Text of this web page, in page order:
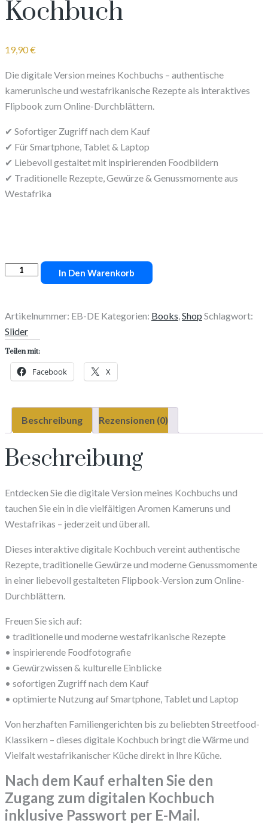
Kochbuch
19,90€
Die digitale Version meines Kochbuchs – authentische
kamerunische und westafrikanische Rezepte als interaktives
Flipbook zum Online-Durchblättern.
✔ Sofortiger Zugriff nach dem Kauf
✔ Für Smartphone, Tablet & Laptop
✔ Liebevoll gestaltet mit inspirierenden Foodbildern
✔ Traditionelle Rezepte, Gewürze & Genussmomente aus
Westafrika
Kamerunische
Rezepte
|
Digitales
Kochbuch
Menge
In Den Warenkorb
Artikelnummer: EB-DE Kategorien: Books,Shop Schlagwort:
Slider
Teilen mit:
Facebook X
Beschreibung Rezensionen (0)
Beschreibung
Entdecken Sie die digitale Version meines Kochbuchs und
tauchen Sie ein in die vielfältigen Aromen Kameruns und
Westafrikas – jederzeit und überall.
Dieses interaktive digitale Kochbuch vereint authentische
Rezepte, traditionelle Gewürze und moderne Genussmomente
in einer liebevoll gestalteten Flipbook-Version zum Online-
Durchblättern.
Freuen Sie sich auf:
• traditionelle und moderne westafrikanische Rezepte
• inspirierende Foodfotografie
• Gewürzwissen & kulturelle Einblicke
• sofortigen Zugriff nach dem Kauf
• optimierte Nutzung auf Smartphone, Tablet und Laptop
Von herzhaften Familiengerichten bis zu beliebten Streetfood-
Klassikern – dieses digitale Kochbuch bringt die Wärme und
Vielfalt westafrikanischer Küche direkt in Ihre Küche.
Nach dem Kauf erhalten Sie den
Zugang zum digitalen Kochbuch
inklusive Passwort per E-Mail.